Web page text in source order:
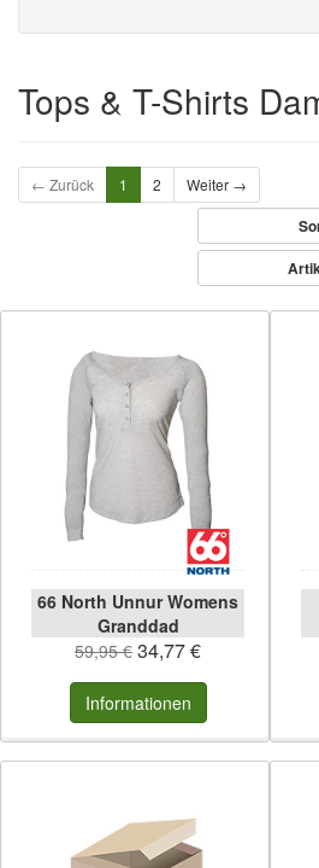
Tops & T-Shirts
← Zurück 1 2 Weiter →
66 North Unnur Womens
Granddad
59,95 € 34,77 €
Informationen